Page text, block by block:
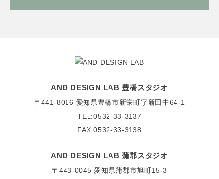
AND DESIGN LAB 豊橋スタジオ
〒441-8016 愛知県豊橋市新栄町字新田中64-1
TEL:0532-33-3137
FAX:0532-33-3138
AND DESIGN LAB 蒲郡スタジオ
〒443-0045 愛知県蒲郡市旭町15-3